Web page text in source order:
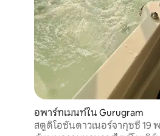
อพาร์ทเมนท์ใน Gurugram
สตูดิโอซันดาวเนอร์จากุซซี่ 19 พ